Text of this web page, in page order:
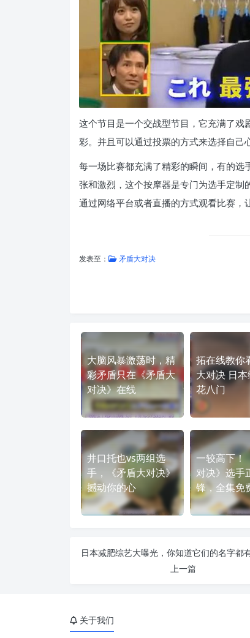
这个节目是一个交战型节目，它充满了
彩。并且可以通过投票的方式来选择自己
每一场比赛都充满了精彩的瞬间，有的
张和激烈，这个按摩器是专门为选手定制
通过网络平台或者直播的方式观看比赛，
发表至： 矛盾大对决
大脑风暴激荡时，精
彩矛盾只在《矛盾大
对决》在线
拓在线教你
大对决 日
花八门
井口托也vs两组选
手，《矛盾大对决》
撼动你的心
一较高下！
对决》选手
锋，全集免
上一篇
关于我们